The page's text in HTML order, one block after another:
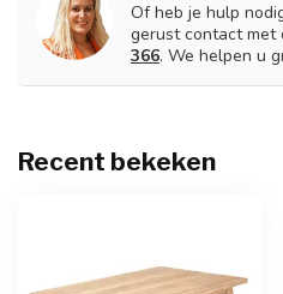
Of heb je hulp
gerust contact met
366. We helpen u
Recent bekeken